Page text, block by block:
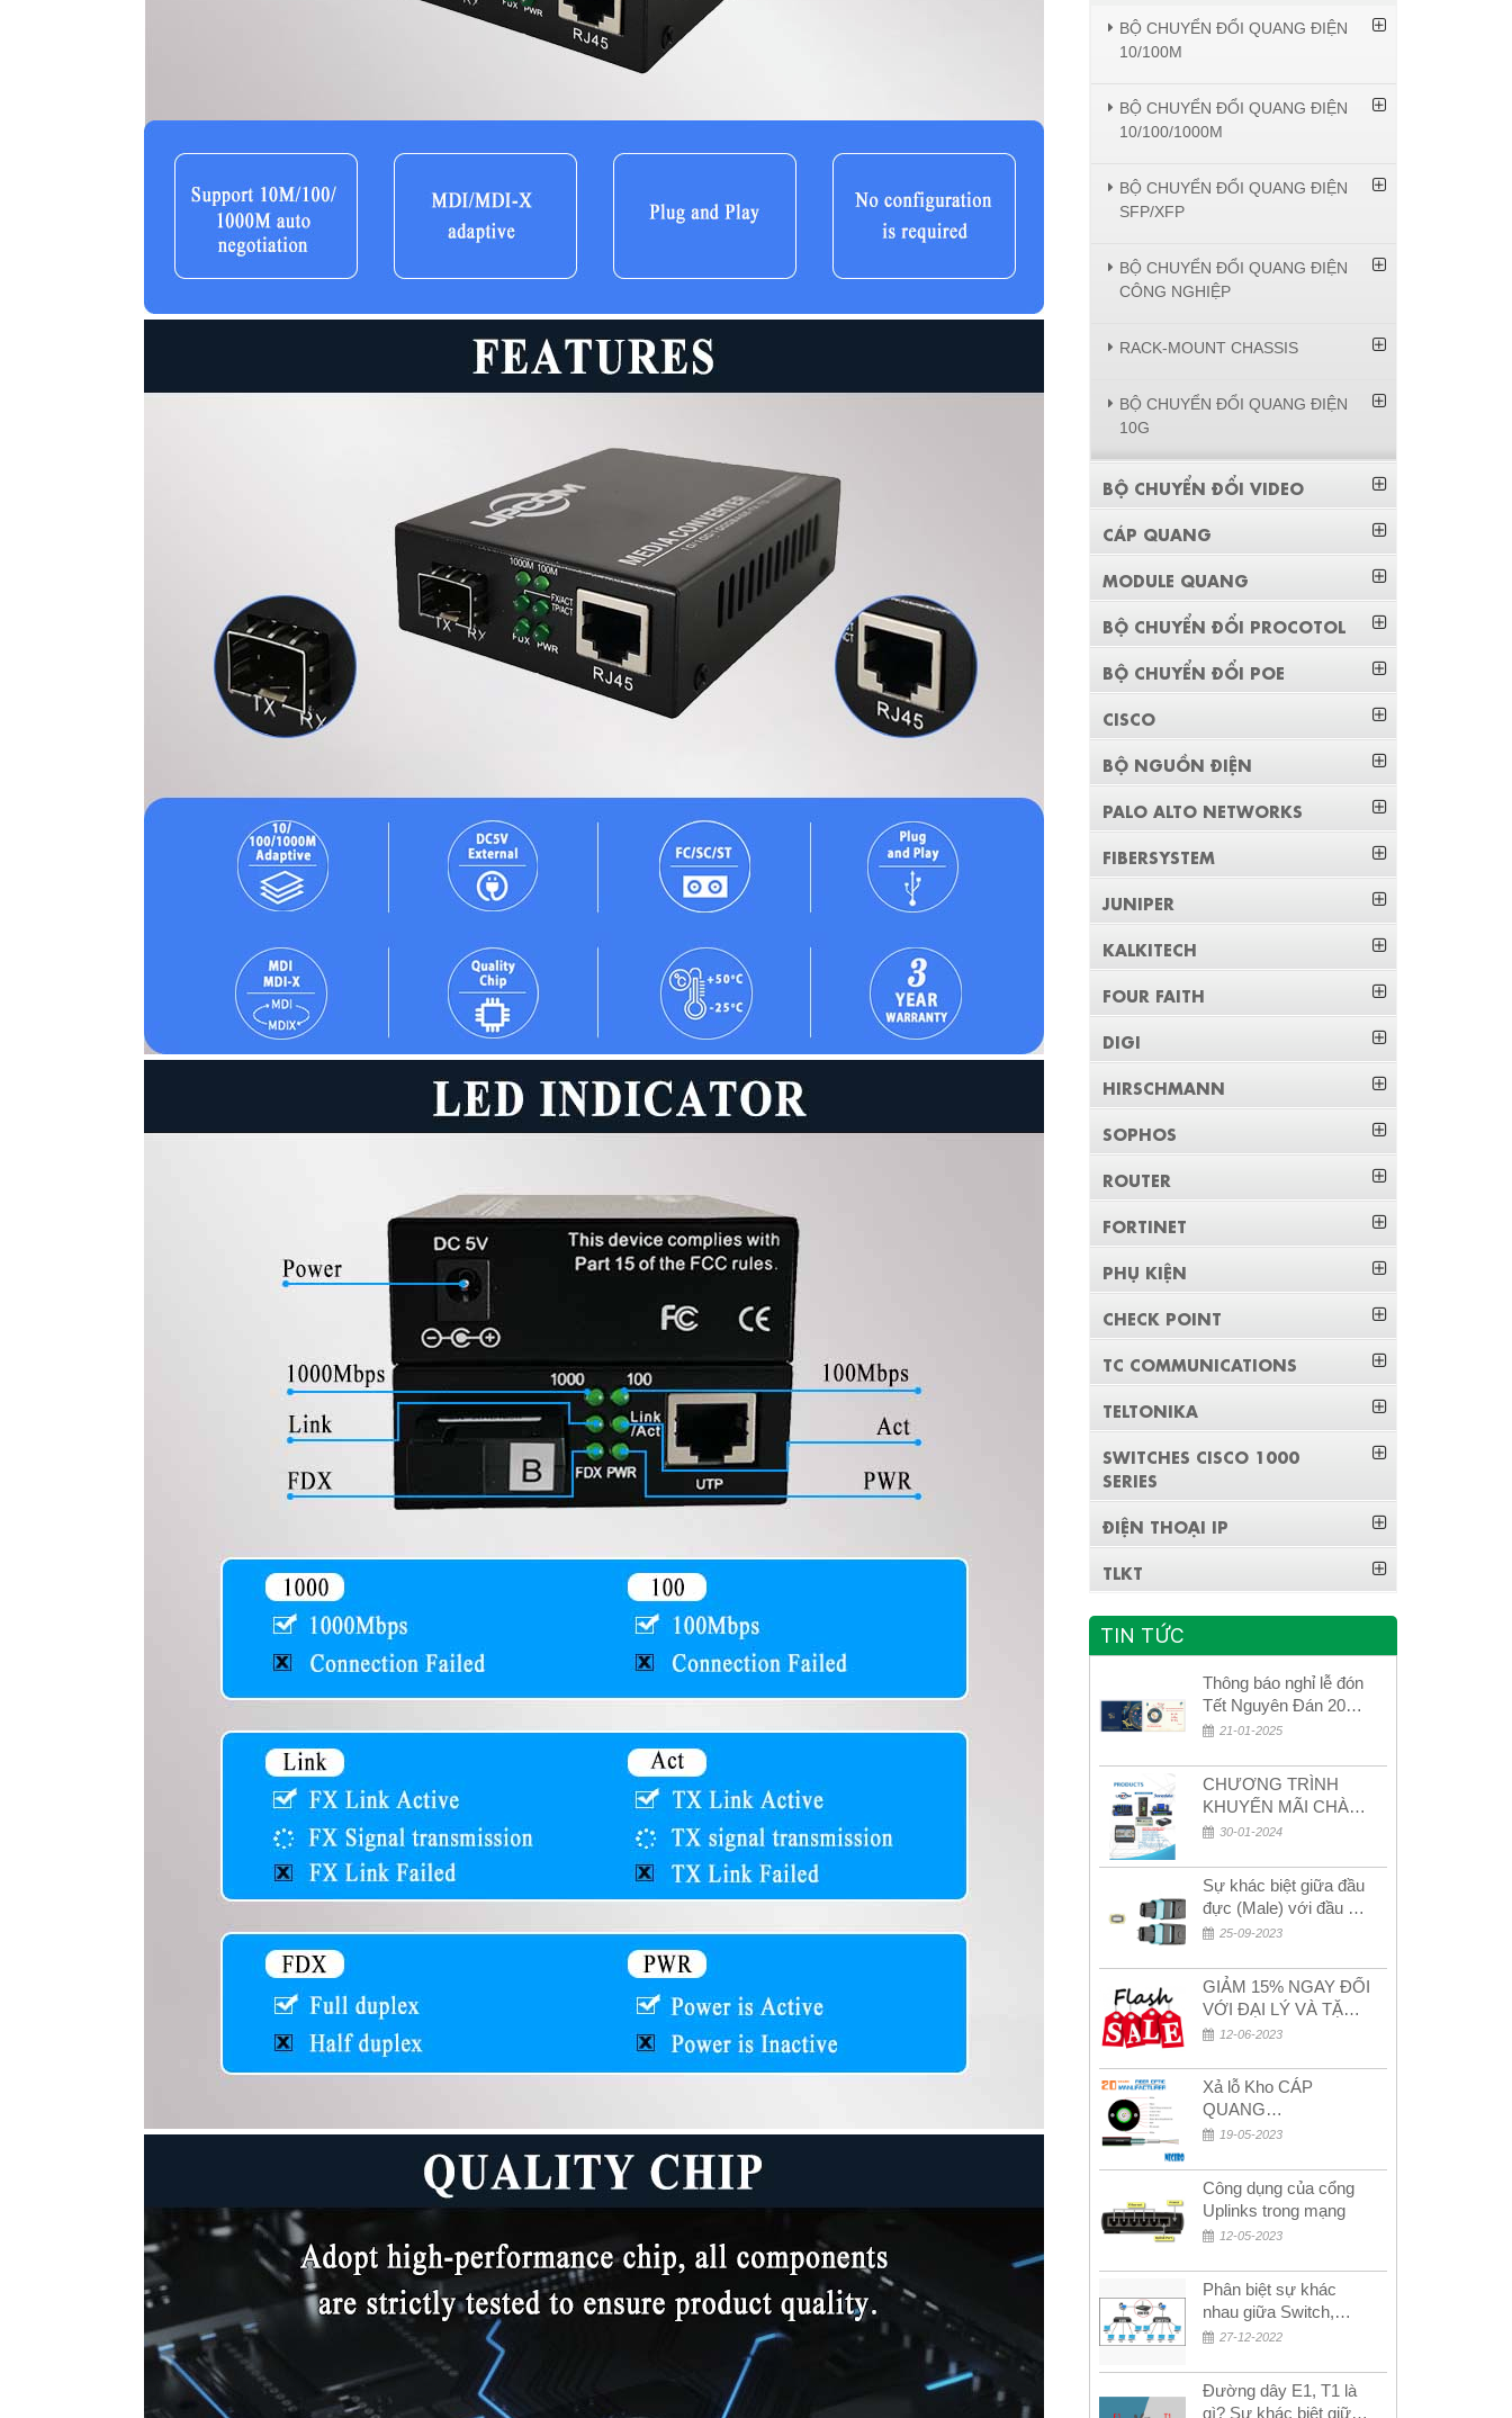
BỘ CHUYỂN ĐỔI QUANG ĐIỆN
10/100M
BỘ CHUYỂN ĐỔI QUANG ĐIỆN
10/100/1000M
BỘ CHUYỂN ĐỔI QUANG ĐIỆN
SFP/XFP
BỘ CHUYỂN ĐỔI QUANG ĐIỆN
CÔNG NGHIỆP
RACK-MOUNT CHASSIS
BỘ CHUYỂN ĐỔI QUANG ĐIỆN
10G
BỘ CHUYỂN ĐỔI VIDEO
CÁP QUANG
MODULE QUANG
BỘ CHUYỂN ĐỔI PROCOTOL
BỘ CHUYỂN ĐỔI POE
CISCO
BỘ NGUỒN ĐIỆN
PALO ALTO NETWORKS
FIBERSYSTEM
JUNIPER
KALKITECH
FOUR FAITH
DIGI
HIRSCHMANN
SOPHOS
ROUTER
FORTINET
PHỤ KIỆN
CHECK POINT
TC COMMUNICATIONS
TELTONIKA
SWITCHES CISCO 1000
SERIES
ĐIỆN THOẠI IP
TLKT
TIN TỨC
Thông báo nghỉ lễ đón
Tết Nguyên Đán 2026
– Xuân Bính Ngọ!
21-01-2025
CHƯƠNG TRÌNH
KHUYẾN MÃI CHÀO
MỪNG NĂM MỚI
30-01-2024
Sự khác biệt giữa đầu
đực (Male) với đầu cái
(Female) trong bộ đầu
25-09-2023
GIẢM 15% NGAY ĐỐI
VỚI ĐẠI LÝ VÀ TẶNG
QUÀ KHÁCH HÀNG
12-06-2023
Xả lỗ Kho CÁP
QUANG
MULTIMODE CÁP
MULTIMODE 4-8-12-
24Fo SỢI OM1-OM2-
OM3 Siêu Rẻ 5k
19-05-2023
Công dụng của cổng
Uplinks trong mạng
12-05-2023
Phân biệt sự khác
nhau giữa Switch,
Router và Hub
27-12-2022
Đường dây E1, T1 là
gì? Sự khác biệt giữa